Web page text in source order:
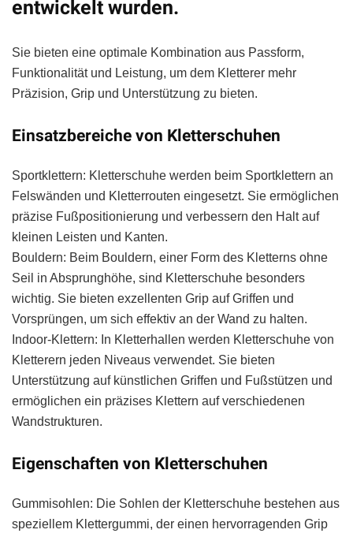
entwickelt wurden.
Sie bieten eine optimale Kombination aus Passform,
Funktionalität und Leistung, um dem Kletterer mehr
Präzision, Grip und Unterstützung zu bieten.
Einsatzbereiche von Kletterschuhen
Sportklettern: Kletterschuhe werden beim Sportklettern an
Felswänden und Kletterrouten eingesetzt. Sie ermöglichen
präzise Fußpositionierung und verbessern den Halt auf
kleinen Leisten und Kanten.
Bouldern: Beim Bouldern, einer Form des Kletterns ohne
Seil in Absprunghöhe, sind Kletterschuhe besonders
wichtig. Sie bieten exzellenten Grip auf Griffen und
Vorsprüngen, um sich effektiv an der Wand zu halten.
Indoor-Klettern: In Kletterhallen werden Kletterschuhe von
Kletterern jeden Niveaus verwendet. Sie bieten
Unterstützung auf künstlichen Griffen und Fußstützen und
ermöglichen ein präzises Klettern auf verschiedenen
Wandstrukturen.
Eigenschaften von Kletterschuhen
Gummisohlen: Die Sohlen der Kletterschuhe bestehen aus
speziellem Klettergummi, der einen hervorragenden Grip